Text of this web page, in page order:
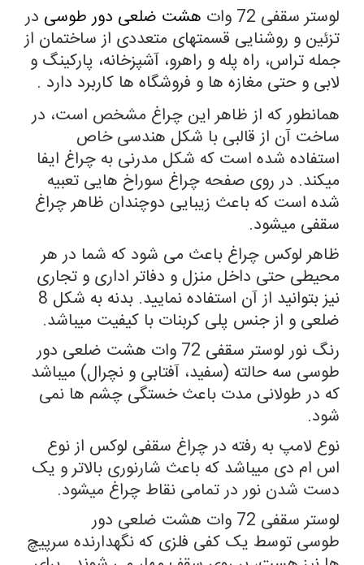
لوستر سقفی 72 وات هشت ضلعی دور طوسی در
تزئین و روشنایی قسمتهای متعددی از ساختمان از
جمله تراس، راه پله و راهرو، آشپزخانه، پارکینگ و
لابی و حتی مغازه ها و فروشگاه ها کاربرد دارد .
همانطور که از ظاهر این چراغ مشخص است، در
ساخت آن از قالبی با شکل هندسی خاص
استفاده شده است که شکل مدرنی به چراغ ایفا
میکند. در روی صفحه چراغ سوراخ هایی تعبیه
شده است که باعث زیبایی دوچندان ظاهر چراغ
سقفی میشود.
ظاهر لوکس چراغ باعث می شود که شما در هر
محیطی حتی داخل منزل و دفاتر اداری و تجاری
نیز بتوانید از آن استفاده نمایید. بدنه به شکل 8
ضلعی و از جنس پلی کربنات با کیفیت میباشد.
رنگ نور لوستر سقفی 72 وات هشت ضلعی دور
طوسی سه حالته (سفید، آفتابی و نچرال) میباشد
که در طولانی مدت باعث خستگی چشم ها نمی
شود.
نوع لامپ به رفته در چراغ سقفی لوکس از نوع
اس ام دی میباشد که باعث شارنوری بالاتر و یک
دست شدن نور در تمامی نقاط چراغ میشود.
لوستر سقفی 72 وات هشت ضلعی دور
طوسی توسط یک کفی فلزی که نگهدارنده سرپیچ